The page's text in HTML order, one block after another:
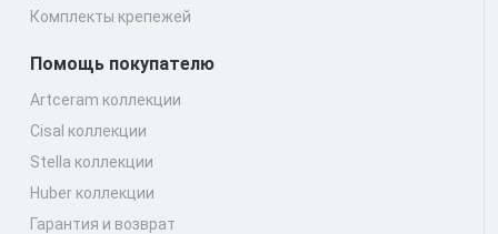
Комплекты крепежей
Помощь покупателю
Artceram коллекции
Cisal коллекции
Stella коллекции
Huber коллекции
Гарантия и возврат